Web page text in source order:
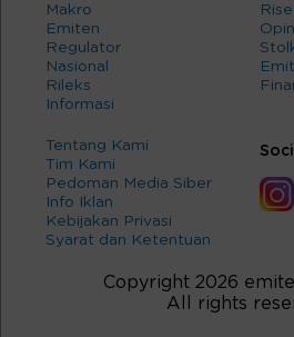
Makro
Emiten
Regulator
Nasional
Rileks
Informasi
Tentang Kami
Tim Kami
Pedoman Media Siber
Info Iklan
Kebijakan Privasi
Syarat dan Ketentuan
Copyright 2026
All rights